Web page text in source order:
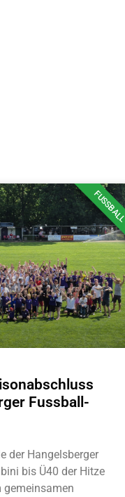
FUSSBALL
Fussball-
der Hangelsberger
bis Ü40 der Hitze